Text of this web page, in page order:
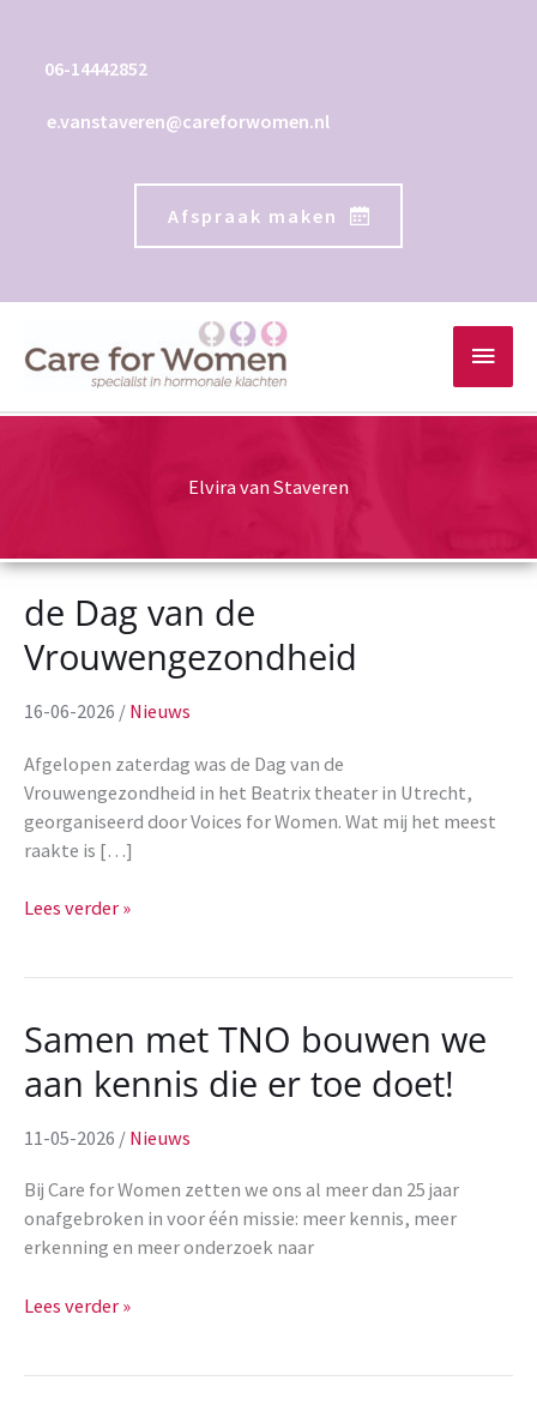
06-14442852
e.vanstaveren@careforwomen.nl
Afspraak maken
Elvira van Staveren
de Dag van de
Vrouwengezondheid
16-06-2026 / Nieuws
Afgelopen zaterdag was de Dag van de
Vrouwengezondheid in het Beatrix theater in Utrecht,
georganiseerd door Voices for Women. Wat mij het meest
raakte is […]
de
Vrouwengezondheid
Lees verder »
Samen met TNO bouwen we
aan kennis die er toe doet!
11-05-2026 / Nieuws
Bij Care for Women zetten we ons al meer dan 25 jaar
onafgebroken in voor één missie: meer kennis, meer
erkenning en meer onderzoek naar
Samen
Lees verder »